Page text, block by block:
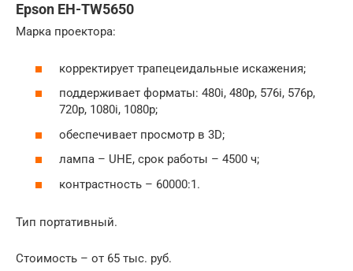
Epson EH-TW5650
Марка проектора:
корректирует трапецеидальные искажения;
поддерживает форматы: 480i, 480p, 576i, 576p,
720p, 1080i, 1080p;
обеспечивает просмотр в 3D;
лампа – UHE, срок работы – 4500 ч;
контрастность – 60000:1.
Тип портативный.
Стоимость – от 65 тыс. руб.